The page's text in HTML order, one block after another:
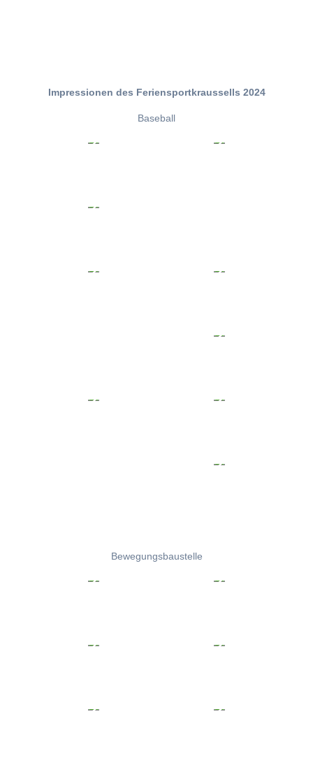
Impressionen des Feriensportkraussells 2024
Baseball
Bewegungsbaustelle